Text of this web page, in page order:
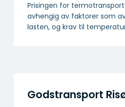
Prisingen for termotransport
avhengig av faktorer som
lasten, og krav til
Godstransport